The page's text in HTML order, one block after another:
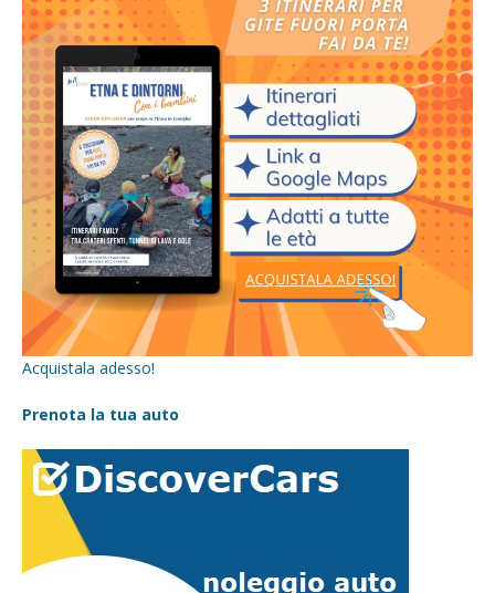
Acquistala adesso!
Prenota la tua auto